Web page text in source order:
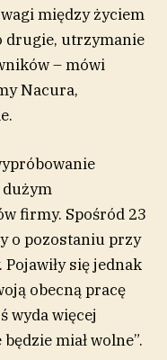
między życiem
drugie, utrzymanie
– mówi
Nacura,
dużym
firmy. Spośród 23
o pozostaniu przy
się jednak
obecną pracę
wyda więcej
miał wolne”.